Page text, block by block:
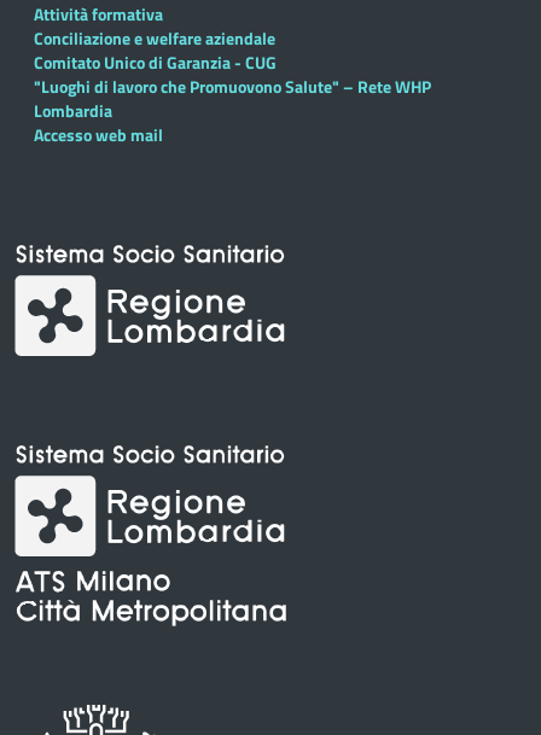
Attività formativa
Conciliazione e welfare aziendale
Comitato Unico di Garanzia - CUG
"Luoghi di lavoro che Promuovono Salute" – Rete WHP
Lombardia
Accesso web mail